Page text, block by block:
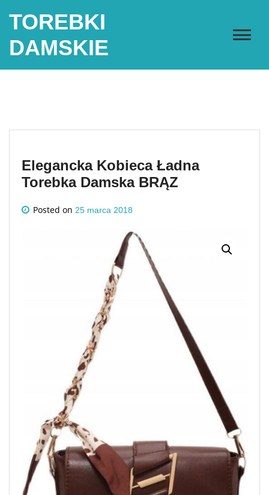
TOREBKI
DAMSKIE
Elegancka Kobieca Ładna
Torebka Damska BRĄZ
Posted on 25 marca 2018